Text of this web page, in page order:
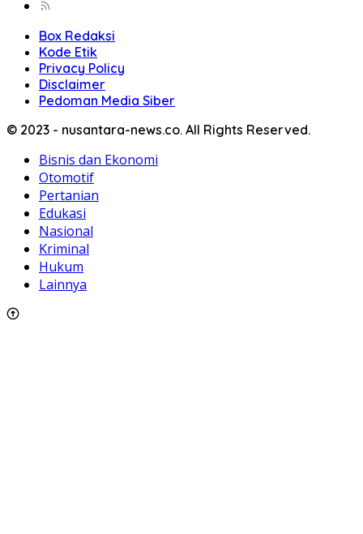
Box Redaksi
Kode Etik
Privacy Policy
Disclaimer
Pedoman Media Siber
© 2023 - nusantara-news.co. All Rights Reserved.
Bisnis dan Ekonomi
Otomotif
Pertanian
Edukasi
Nasional
Kriminal
Hukum
Lainnya